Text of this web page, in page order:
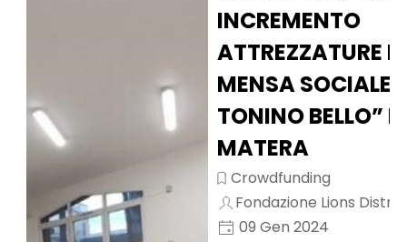
INCREMENTO
ATTREZZATURE
MENSA SOCIALE
TONINO BELLO”
MATERA
Crowdfunding
Fondazione Lions
09 Gen 2024